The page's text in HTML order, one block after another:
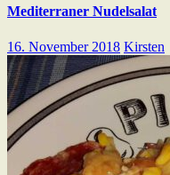
Mediterraner Nudelsalat
16. November 2018 Kirsten